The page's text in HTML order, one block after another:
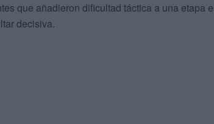
que añadieron dificultad táctica a una etapa
decisiva.